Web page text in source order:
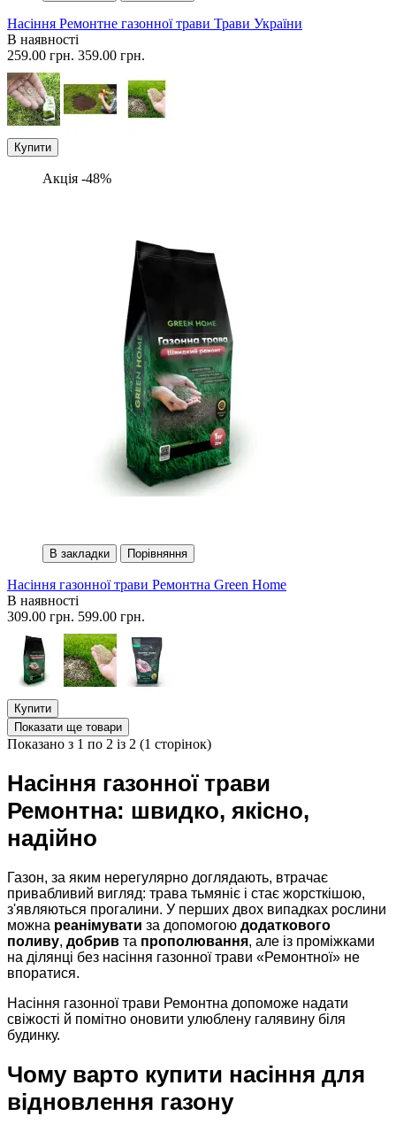
Насіння Ремонтне газонної трави Трави України
В наявності
259.00 грн. 359.00 грн.
Купити
Акція -48%
В закладки Порівняння
Насіння газонної трави Ремонтна Green Home
В наявності
309.00 грн. 599.00 грн.
Купити
Показати ще товари
Показано з 1 по 2 із 2 (1 сторінок)
Насіння газонної трави
Ремонтна: швидко, якісно, ​​
надійно
Газон, за яким нерегулярно доглядають, втрачає
привабливий вигляд: трава тьмяніє і стає жорсткішою,
з'являються прогалини. У перших двох випадках рослини
можна реанімувати за допомогою додаткового
поливу, добрив та прополювання, але із проміжками
на ділянці без насіння газонної трави «Ремонтної» не
впоратися.
Насіння газонної трави Ремонтна допоможе надати
свіжості й помітно оновити улюблену галявину біля
будинку.
Чому варто купити насіння для
відновлення газону